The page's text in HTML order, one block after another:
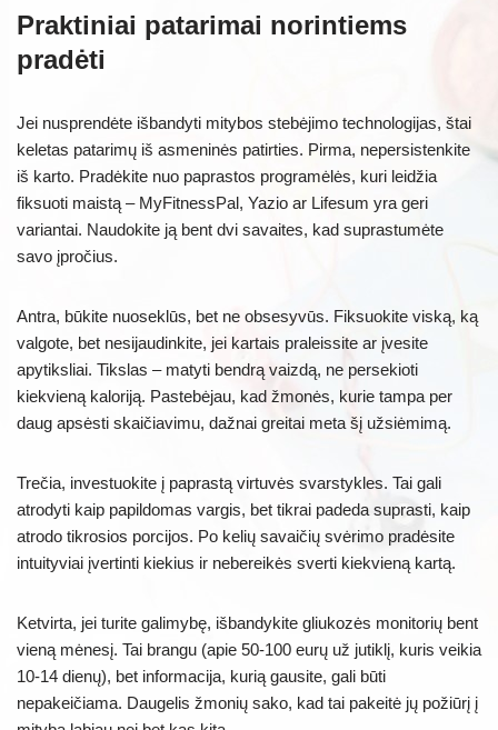
Praktiniai patarimai norintiems
pradėti
Jei nusprendėte išbandyti mitybos stebėjimo technologijas, štai
keletas patarimų iš asmeninės patirties. Pirma, nepersistenkite
iš karto. Pradėkite nuo paprastos programėlės, kuri leidžia
fiksuoti maistą – MyFitnessPal, Yazio ar Lifesum yra geri
variantai. Naudokite ją bent dvi savaites, kad suprastumėte
savo įpročius.
Antra, būkite nuoseklūs, bet ne obsesyvūs. Fiksuokite viską, ką
valgote, bet nesijaudinkite, jei kartais praleissite ar įvesite
apytiksliai. Tikslas – matyti bendrą vaizdą, ne persekioti
kiekvieną kaloriją. Pastebėjau, kad žmonės, kurie tampa per
daug apsėsti skaičiavimu, dažnai greitai meta šį užsiėmimą.
Trečia, investuokite į paprastą virtuvės svarstykles. Tai gali
atrodyti kaip papildomas vargis, bet tikrai padeda suprasti, kaip
atrodo tikrosios porcijos. Po kelių savaičių svėrimo pradėsite
intuityviai įvertinti kiekius ir nebereikės sverti kiekvieną kartą.
Ketvirta, jei turite galimybę, išbandykite gliukozės monitorių bent
vieną mėnesį. Tai brangu (apie 50-100 eurų už jutiklį, kuris veikia
10-14 dienų), bet informacija, kurią gausite, gali būti
nepakeičiama. Daugelis žmonių sako, kad tai pakeitė jų požiūrį į